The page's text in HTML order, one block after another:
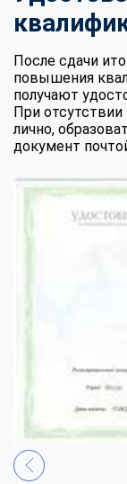
После сдачи
повышения
получают
При
лично,
документ